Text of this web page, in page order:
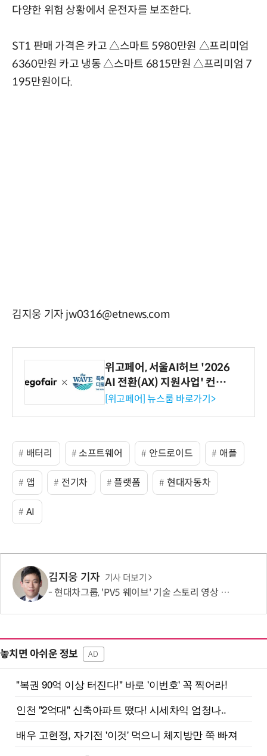
다양한 위험 상황에서 운전자를 보조한다.
ST1 판매 가격은 카고 △스마트 5980만원 △프리미엄
6360만원 카고 냉동 △스마트 6815만원 △프리미엄 7
195만원이다.
김지웅 기자 jw0316@etnews.com
위고페어, 서울AI허브 '2026
AI 전환(AX) 지원사업' 컨소
시엄 선정
[위고페어] 뉴스룸 바로가기>
배터리 소프트웨어 안드로이드 애플
앱 전기차 플랫폼 현대자동차
AI
김지웅 기자 기사 더보기
현대차그룹, 'PV5 웨이브' 기술 스토리 영상 조회수 1000만뷰 돌파
놓치면 아쉬운 정보 AD